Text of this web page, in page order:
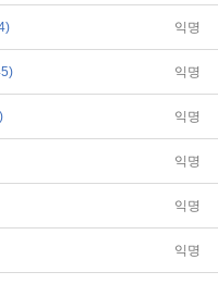
익명
익명
익명
익명
익명
익명